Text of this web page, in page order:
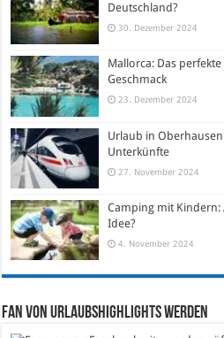
Deutschland?
30. Dezember 2024
Mallorca: Das
Geschmack
23. Dezember 2024
Urlaub in
Unterkünfte
27. November 2024
Camping mit Kindern:
Idee?
4. November 2024
Fan von Urlaubshighlights werden